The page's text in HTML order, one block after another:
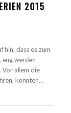
2015
hin, dass es zum
eng werden
Vor allem die
könnten…